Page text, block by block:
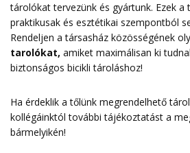
tárolókat tervezünk és gyártunk. Ezek a
praktikusak és esztétikai szempontból
Rendeljen a társasház közösségének
tarolókat, amiket maximálisan ki
biztonságos bicikli tároláshoz!
Ha érdeklik a tőlünk megrendelhető
kollégáinktól további tájékoztatást a
bármelyikén!